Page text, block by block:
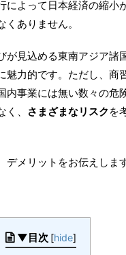
よって日本経済の縮小
ありません。
見込める東南アジア諸
魅力的です。ただし、商
事業には無い数々の危
、
さまざまなリスク を
メリットをお伝えします
▼目次 [hide]